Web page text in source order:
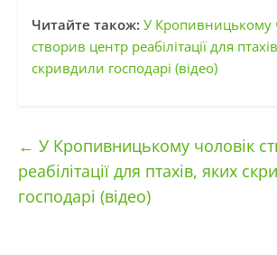
Читайте також: У Кропивницькому
створив центр реабілітації для
скривдили господарі (відео)
← У Кропивницькому чоловік
реабілітації для птахів, яких
господарі (відео)